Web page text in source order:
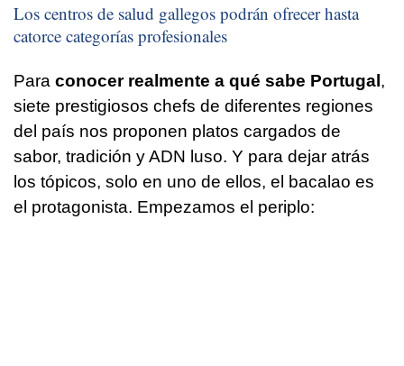
Los centros de salud gallegos podrán ofrecer hasta
catorce categorías profesionales
Para conocer realmente a qué sabe Portugal,
siete prestigiosos chefs de diferentes regiones
del país nos proponen platos cargados de
sabor, tradición y ADN luso. Y para dejar atrás
los tópicos, solo en uno de ellos, el bacalao es
el protagonista. Empezamos el periplo: